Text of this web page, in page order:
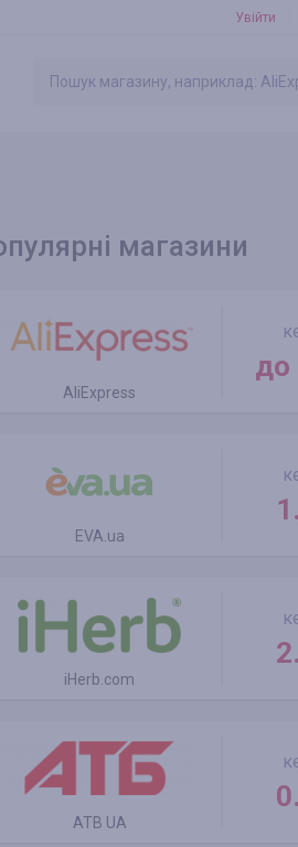
Увійти
магазини
AliExpress
до
EVA.ua
iHerb.com
ATB UA